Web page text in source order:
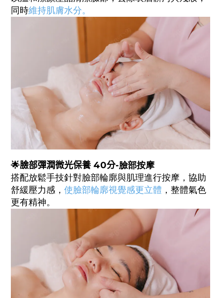
同時維持肌膚水分。
🌟臉部彈潤微光保養40分-臉部按摩
搭配放鬆手技針對臉部輪廓與肌理進行按摩，協助
舒緩壓力感， 使臉部輪廓視覺感更立體 ，整體氣色
更有精神。